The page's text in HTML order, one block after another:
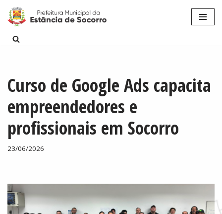
Pular
para
Curso de Google Ads capacita
empreendedores e
profissionais em Socorro
23/06/2026